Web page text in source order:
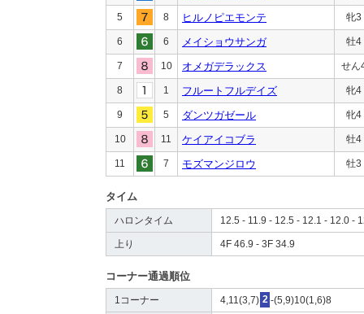
5 8 ヒルノピエモンテ 牝3
6 6 メイショウサンガ 牡4
7 10 オメガデラックス せん
8 1 フルートフルデイズ 牝4
9 5 ダンツガゼール 牝4
10 11 ケイアイコブラ 牡4
11 7 モズマンジロウ 牡3
タイム
ハロンタイム 12.5 - 11.9 - 12.5 - 12.1 - 12.0 -
上り 4F 46.9 - 3F 34.9
コーナー通過順位
1コーナー 4,11(3,7) 2 -(5,9)10(1,6)8